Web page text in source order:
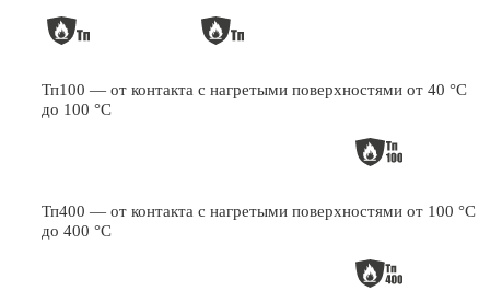
Тп100 — от контакта с нагретыми поверхностями от 40 °С
до 100 °С
Тп400 — от контакта с нагретыми поверхностями от 100 °С
до 400 °С